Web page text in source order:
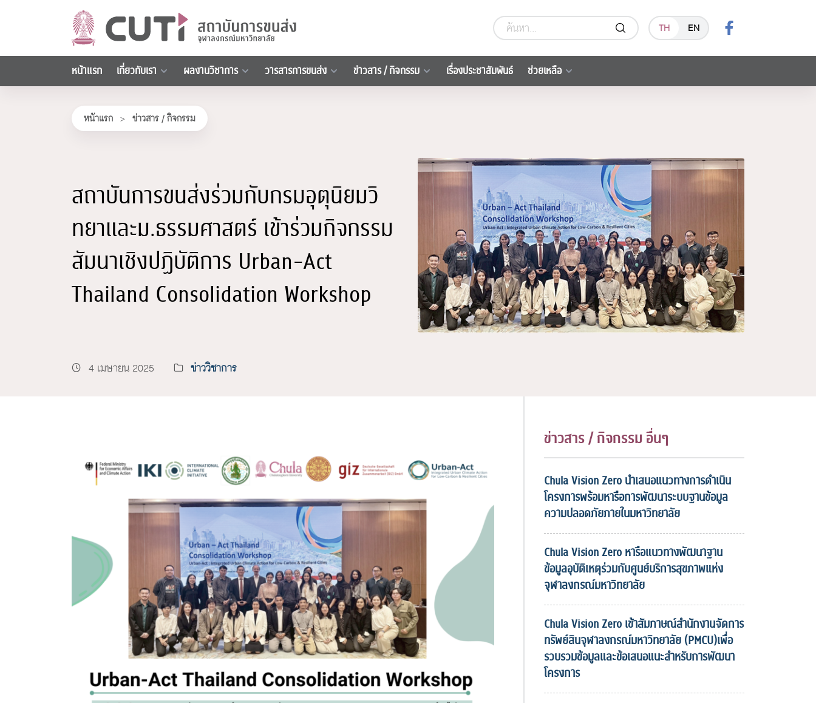
TH EN
หน้าแรก เกี่ยวกับเรา ผลงานวิชาการ วารสารการขนส่ง ข่าวสาร / กิจกรรม เรื่องประชาสัมพันธ์ ช่วยเหลือ
หน้าแรก > ข่าวสาร / กิจกรรม
สถาบันการขนส่งร่วมกับกรมอุตุนิยมวิ
ทยาและม.ธรรมศาสตร์ เข้าร่วมกิจกรรม
สัมนาเชิงปฏิบัติการ Urban-Act
Thailand Consolidation Workshop
4 เมษายน 2025 ข่าววิชาการ
ข่าวสาร / กิจกรรม อื่นๆ
Chula Vision Zero นำเสนอแนวทางการดำเนิน
โครงการพร้อมหารือการพัฒนาระบบฐานข้อมูล
ความปลอดภัยภายในมหาวิทยาลัย
Chula Vision Zero หารือแนวทางพัฒนาฐาน
ข้อมูลอุบัติเหตุร่วมกับศูนย์บริการสุขภาพแห่ง
จุฬาลงกรณ์มหาวิทยาลัย
Chula Vision Zero เข้าสัมภาษณ์สำนักงานจัดการ
ทรัพย์สินจุฬาลงกรณ์มหาวิทยาลัย (PMCU)เพื่อ
รวบรวมข้อมูลและข้อเสนอแนะสำหรับการพัฒนา
โครงการ